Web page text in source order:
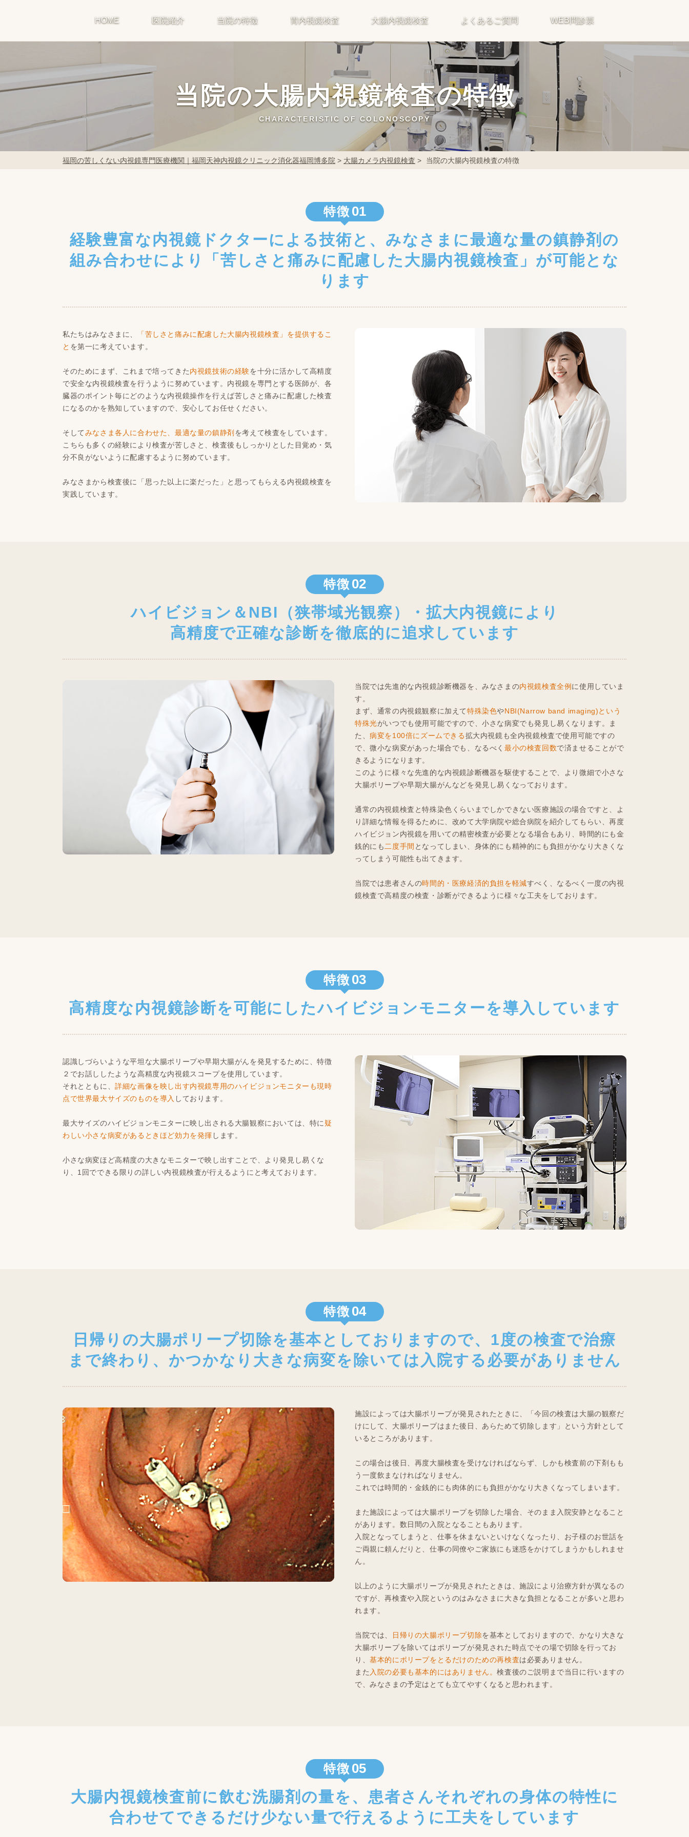
HOME 医院紹介 当院の特徴 胃内視鏡検査 大腸内視鏡検査 よくあるご質問 WEB問診票
当院の大腸内視鏡検査の特徴
CHARACTERISTIC OF COLONOSCOPY
福岡の苦しくない内視鏡専門医療機関｜福岡天神内視鏡クリニック消化器福岡博多院 > 大腸カメラ内視鏡検査 > 当院の大腸内視鏡検査の特徴
特徴 01
経験豊富な内視鏡ドクターによる技術と、みなさまに最適な量の鎮静剤の
組み合わせにより「苦しさと痛みに配慮した大腸内視鏡検査」が可能とな
ります
私たちはみなさまに、
「苦しさと痛みに配慮した大腸内視鏡検査」を提供するこ
と を第一に考えています。
そのためにまず、これまで培ってきた内視鏡技術の経験を十分に活かして高精度
で安全な内視鏡検査を行うように努めています。内視鏡を専門とする医師が、各
臓器のポイント毎にどのような内視鏡操作を行えば苦しさと痛みに配慮した検査
になるのかを熟知していますので、安心してお任せください。
そしてみなさま各人に合わせた、最適な量の鎮静剤 を考えて検査をしています。
こちらも多くの経験により検査が苦しさと、検査後もしっかりとした目覚め・気
分不良がないように配慮するように努めています。
みなさまから検査後に「思った以上に楽だった」と思ってもらえる内視鏡検査を
実践しています。
特徴 02
ハイビジョン＆NBI（狭帯域光観察）・拡大内視鏡により
高精度で正確な診断を徹底的に追求しています
当院では先進的な内視鏡診断機器を、みなさまの内視鏡検査全例 に使用していま
す。
まず、通常の内視鏡観察に加えて特殊染色やNBI(Narrow band imaging)という
特殊光がいつでも使用可能ですので、小さな病変でも発見し易くなります。ま
た、病変を100倍にズームできる拡大内視鏡も全内視鏡検査で使用可能ですの
で、微小な病変があった場合でも、なるべく 最小の検査回数で済ませることがで
きるようになります。
このように様々な先進的な内視鏡診断機器を駆使することで、より微細で小さな
大腸ポリープや早期大腸がんなどを発見し易くなっております。
通常の内視鏡検査と特殊染色くらいまでしかできない医療施設の場合ですと、よ
り詳細な情報を得るために、改めて大学病院や総合病院を紹介してもらい、再度
ハイビジョン内視鏡を用いての精密検査が必要となる場合もあり、時間的にも金
銭的にも 二度手間 となってしまい、身体的にも精神的にも負担がかなり大きくな
ってしまう可能性も出てきます。
当院では患者さんの時間的・医療経済的負担を軽減すべく、なるべく一度の内視
鏡検査で高精度の検査・診断ができるように様々な工夫をしております。
特徴 03
高精度な内視鏡診断を可能にしたハイビジョンモニターを導入しています
認識しづらいような平坦な大腸ポリープや早期大腸がんを発見するために、特徴
２でお話ししたような高精度な内視鏡スコープを使用しています。
それとともに、詳細な画像を映し出す内視鏡専用のハイビジョンモニターも現時
点で世界最大サイズのものを導入 しております。
最大サイズのハイビジョンモニターに映し出される大腸観察においては、特に 疑
わしい小さな病変があるときほど効力を発揮 します。
小さな病変ほど高精度の大きなモニターで映し出すことで、より発見し易くな
り、1回でできる限りの詳しい内視鏡検査が行えるようにと考えております。
特徴 04
日帰りの大腸ポリープ切除を基本としておりますので、1度の検査で治療
まで終わり、かつかなり大きな病変を除いては入院する必要がありません
施設によっては大腸ポリープが発見されたときに、「今回の検査は大腸の観察だ
けにして、大腸ポリープはまた後日、あらためて切除します」という方針として
いるところがあります。
この場合は後日、再度大腸検査を受けなければならず、しかも検査前の下剤もも
う一度飲まなければなりません。
これでは時間的・金銭的にも肉体的にも負担がかなり大きくなってしまいます。
また施設によっては大腸ポリープを切除した場合、そのまま入院安静となること
があります。数日間の入院となることもあります。
入院となってしまうと、仕事を休まないといけなくなったり、お子様のお世話を
ご両親に頼んだりと、仕事の同僚やご家族にも迷惑をかけてしまうかもしれませ
ん。
以上のように大腸ポリープが発見されたときは、施設により治療方針が異なるの
ですが、再検査や入院というのはみなさまに大きな負担となることが多いと思わ
れます。
当院では、 日帰りの大腸ポリープ切除を基本としておりますので、かなり大きな
大腸ポリープを除いてはポリープが発見された時点でその場で切除を行ってお
り、基本的にポリープをとるだけのための再検査は必要ありません。
また 入院の必要も基本的にはありません。検査後のご説明まで当日に行いますの
で、みなさまの予定はとても立てやすくなると思われます。
特徴 05
大腸内視鏡検査前に飲む洗腸剤の量を、患者さんそれぞれの身体の特性に
合わせてできるだけ少ない量で行えるように工夫をしています